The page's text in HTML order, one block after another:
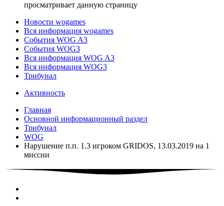
просматривает данную страницу
Новости wogames
Вся информация wogames
События WOG A3
События WOG3
Вся информация WOG A3
Вся информация WOG3
Трибунал
Активность
Главная
Основной информационный раздел
Трибунал
WOG
Нарушение п.п. 1.3 игроком GRIDOS, 13.03.2019 на 1
миссии